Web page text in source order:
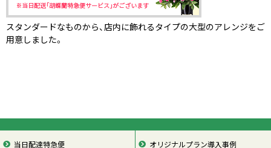
スタンダードなものから、店内に飾れるタイプの大型のアレンジをご
用意しました。
当日配達特急便 オリジナルプラン導入事例